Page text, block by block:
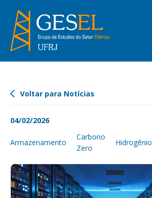
Voltar para Notícias
04/02/2026
Armazenamento
Carbono
Zero
Hidrogênio